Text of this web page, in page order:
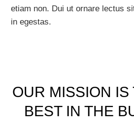
etiam non. Dui ut ornare lectus
in egestas.
OUR MISSION IS
BEST IN THE